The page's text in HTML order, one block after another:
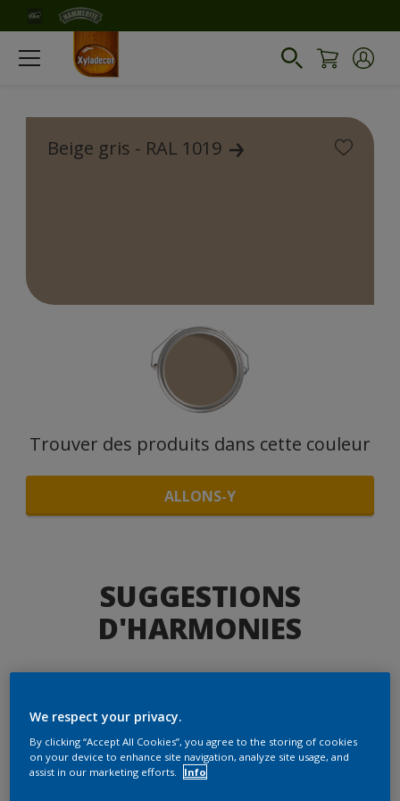
Beige gris - RAL 1019
Trouver des produits dans cette couleur
ALLONS-Y
SUGGESTIONS
D'HARMONIES
We respect your privacy.
By clicking “Accept All Cookies”, you agree to the storing of cookies
on your device to enhance site navigation, analyze site usage, and
assist in our marketing efforts.
Info